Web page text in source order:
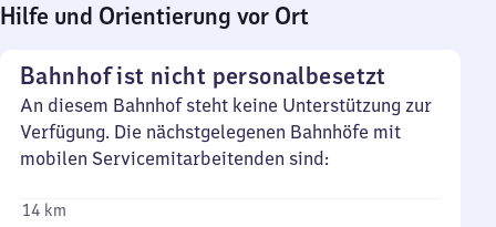
Hilfe und Orientierung vor Ort
Bahnhof ist nicht personalbesetzt
An diesem Bahnhof steht keine Unterstützung zur
Verfügung. Die nächstgelegenen Bahnhöfe mit
mobilen Servicemitarbeitenden sind:
14 km